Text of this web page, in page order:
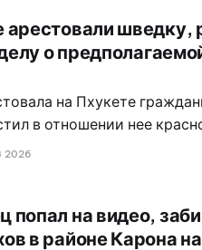
арестовали
о
на Пхукете
в отношении нее
участия в крупной
2026
попал на видео,
в районе Карона